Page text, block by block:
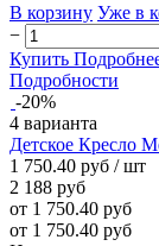
В корзину Уже в
−
Купить
Подробности
-20%
4 варианта
Детское Кресло
1 750.40 руб / шт
2 188 руб
от 1 750.40 руб
от 1 750.40 руб